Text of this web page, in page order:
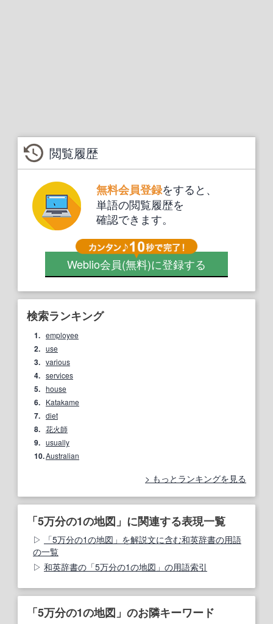
閲覧履歴
無料会員登録をすると、
単語の閲覧履歴を
確認できます。
Weblio会員(無料)に登録する
検索ランキング
1. employee
2. use
3. various
4. services
5. house
6. Katakame
7. diet
8. 花火師
9. usually
10.Australian
もっとランキングを見る
「5万分の1の地図」に関連する表現一覧
「5万分の1の地図」を解説文に含む和英辞書の用語
の一覧
和英辞書の「5万分の1の地図」の用語索引
「5万分の1の地図」のお隣キーワード